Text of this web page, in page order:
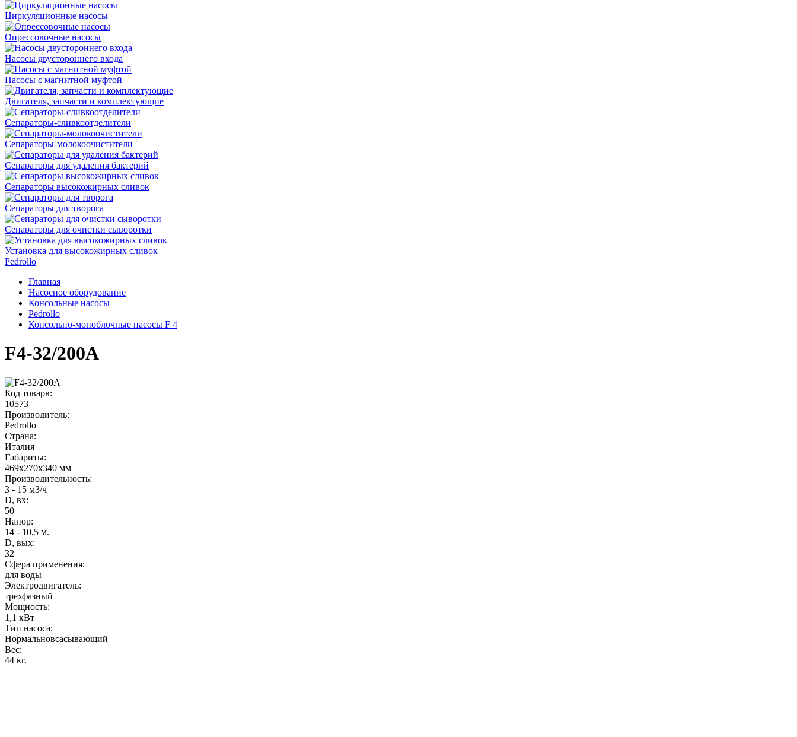
Циркуляционные насосы
Опрессовочные насосы
Насосы двустороннего входа
Насосы с магнитной муфтой
Двигателя, запчасти и комплектующие
Сепараторы-сливкоотделители
Сепараторы-молокоочистители
Сепараторы для удаления бактерий
Сепараторы высокожирных сливок
Сепараторы для творога
Сепараторы для очистки сыворотки
Установка для высокожирных сливок
Pedrollo
Главная
Насосное оборудование
Консольные насосы
Pedrollo
Консольно-моноблочные насосы F 4
F4-32/200A
Код товарв:
10573
Производитель:
Pedrollo
Страна:
Италия
Габариты:
469x270x340 мм
Производительность:
3 - 15 м3/ч
D, вх:
50
Напор:
14 - 10,5 м.
D, вых:
32
Сфера применения:
для воды
Электродвигатель:
трехфазный
Мощность:
1,1 кВт
Тип насоса:
Нормальновсасывающий
Вес:
44 кг.